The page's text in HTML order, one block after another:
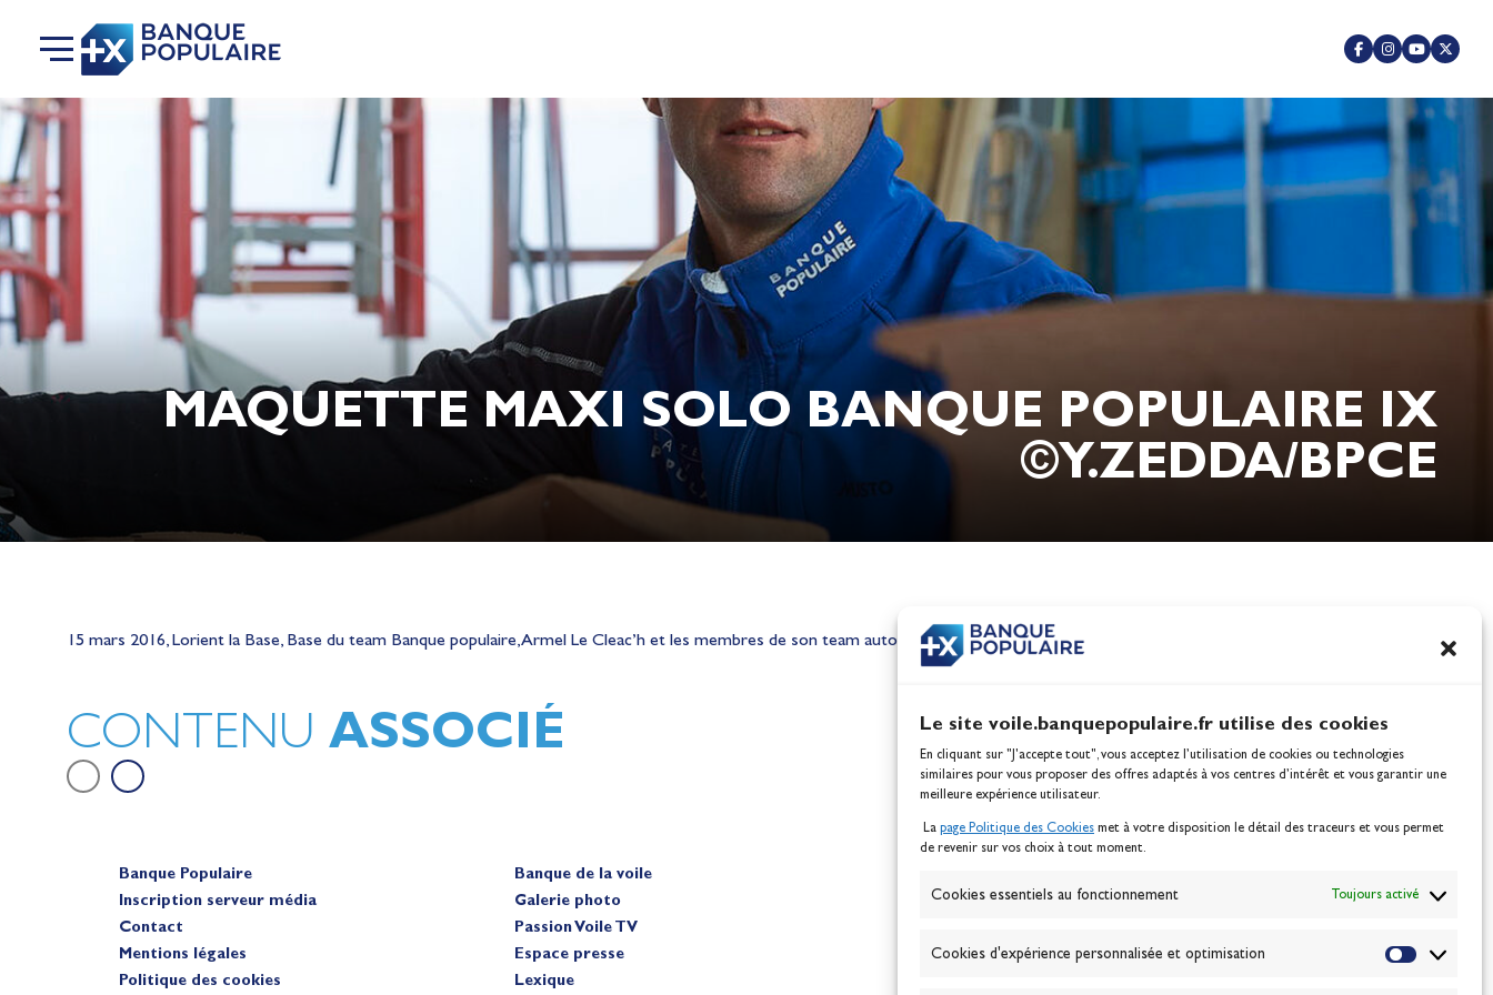
Le site voile.banquepopulaire.fr utilise des cookies
En cliquant sur "J'accepte tout", vous acceptez l’utilisation de cookies ou technologies
similaires pour vous proposer des offres adaptés à vos centres d’intérêt et vous garantir une
meilleure expérience utilisateur.
La page Politique des Cookies met à votre disposition le détail des traceurs et vous permet
de revenir sur vos choix à tout moment.
Cookies essentiels au fonctionnement Toujours activé
Cookies d'expérience personnalisée et optimisation
MAQUETTE MAXI SOLO BANQUE POPULAIRE IX
©Y.ZEDDA/BPCE
15 mars 2016, Lorient la Base, Base du team Banque populaire, Armel Le Cleac’h et les membres de son team autour de la maquette échelle1 du futur Maxi Trimaran Banque Populaire IX.
CONTENU ASSOCIÉ
sur le plan d'eau des Jeux Olympiques
Berthomieu, vice-championnes
100% Glisse - Écoles
Banque Populaire
Inscription serveur média
Contact
Mentions légales
Politique des cookies
Banque de la voile
Galerie photo
Passion Voile TV
Espace presse
Lexique
ABONNEZ-VOUS